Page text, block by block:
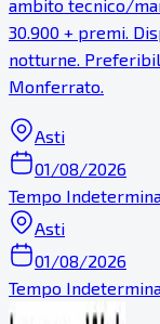
ambito tecnico/
30.900 + premi.
notturne.
Monferrato.
Asti
01/08/2026
Tempo
Asti
01/08/2026
Tempo